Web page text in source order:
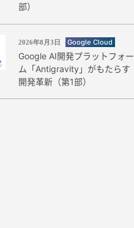
部）
2026年8月3日 Google Cloud
Google AI開発プラットフォー
ム「Antigravity」がもたらす
開発革新（第1部）